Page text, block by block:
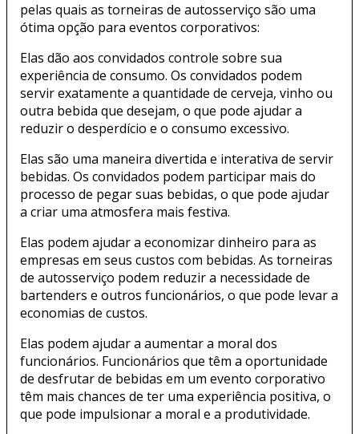
pelas quais as torneiras de autosserviço são uma
ótima opção para eventos corporativos:
Elas dão aos convidados controle sobre sua
experiência de consumo. Os convidados podem
servir exatamente a quantidade de cerveja, vinho ou
outra bebida que desejam, o que pode ajudar a
reduzir o desperdício e o consumo excessivo.
Elas são uma maneira divertida e interativa de servir
bebidas. Os convidados podem participar mais do
processo de pegar suas bebidas, o que pode ajudar
a criar uma atmosfera mais festiva.
Elas podem ajudar a economizar dinheiro para as
empresas em seus custos com bebidas. As torneiras
de autosserviço podem reduzir a necessidade de
bartenders e outros funcionários, o que pode levar a
economias de custos.
Elas podem ajudar a aumentar a moral dos
funcionários. Funcionários que têm a oportunidade
de desfrutar de bebidas em um evento corporativo
têm mais chances de ter uma experiência positiva, o
que pode impulsionar a moral e a produtividade.